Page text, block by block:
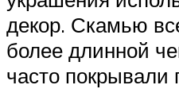
декор. Скамью
более длинной
часто покрывали